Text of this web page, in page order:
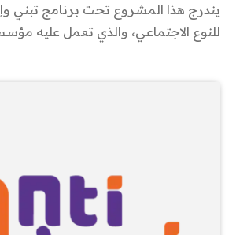
يندرج هذا المشروع تحت برنامج تبني
للنوع الاجتماعي، والذي تعمل عليه